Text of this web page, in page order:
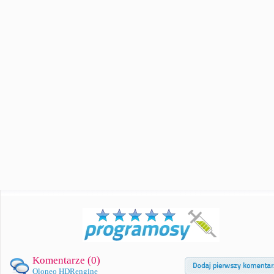
Komentarze (0)
Oloneo HDRengine